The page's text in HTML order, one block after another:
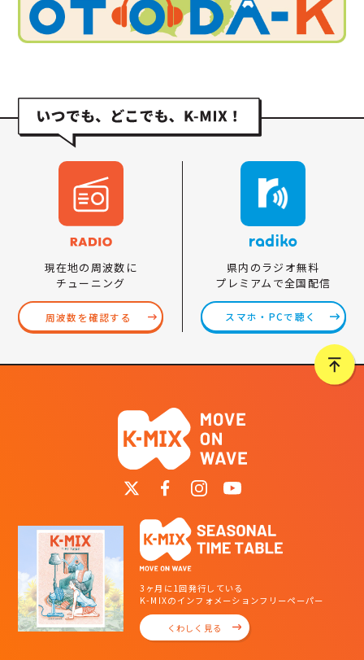
現在地の周波数に
チューニング
周波数を確認する
県内のラジオ無料
プレミアムで全国配信
スマホ・PCで聴く
3ヶ月に1回発行している
K-MIXのインフォメーションフリーペーパー
くわしく見る